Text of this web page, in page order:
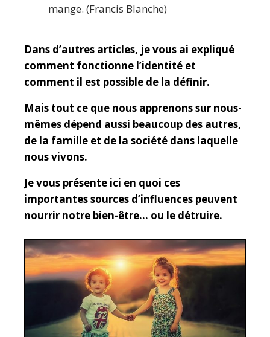
mange. (Francis Blanche)
Dans d’autres articles, je vous ai expliqué
comment fonctionne l’identité et
comment il est possible de la définir.
Mais tout ce que nous apprenons sur nous-
mêmes dépend aussi beaucoup des autres,
de la famille et de la société dans laquelle
nous vivons.
Je vous présente ici en quoi ces
importantes sources d’influences peuvent
nourrir notre bien-être… ou le détruire.